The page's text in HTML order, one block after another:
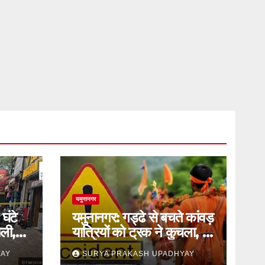
घंटे
यमुनानगर
यमुनानगर: गड्ढे से बचते कांवड़
यात्रियों को ट्रक ने कुचला, दो
की मौत
SURYA PRAKASH UPADHYAY